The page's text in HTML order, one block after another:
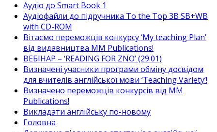
Аудіо до Smart Book 1
Аудіофайли до підручника To the Top 3B SB+WB
with CD-ROM
Вітаємо переможців конкурсу ‘My teaching Plan’
від видавництва MM Publications!
ВЕБІНАР – ‘READING FOR ZNO’ (29.01)
Визначені учасники програми обміну досвідом
для вчителів англійської мови ‘Teaching Variety’!
Визначено переможців конкурсів від MM
Publications!
Викладати англійську по-новому
Головна